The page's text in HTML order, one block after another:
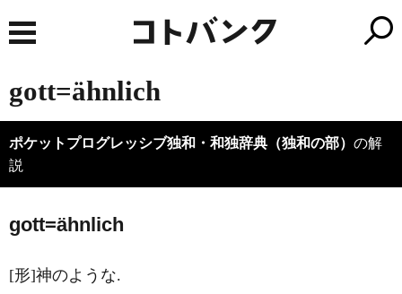
gott=ähnlich
ポケットプログレッシブ独和・和独辞典（独和の部） の解
説
gott=ähnlich
[形]神のような.